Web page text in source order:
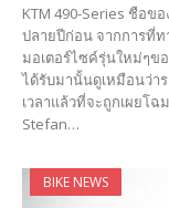
KTM 490-Series ชือข
ปลายปีก่อน จากการที่ท
มอเตอร์ไซค์รุ่นใหม่ๆข
ได้รับมานั้นดูเหมือนว่าร
เวลาแล้วที่จะถูกเผยโ
Stefan…
BIKE NEWS